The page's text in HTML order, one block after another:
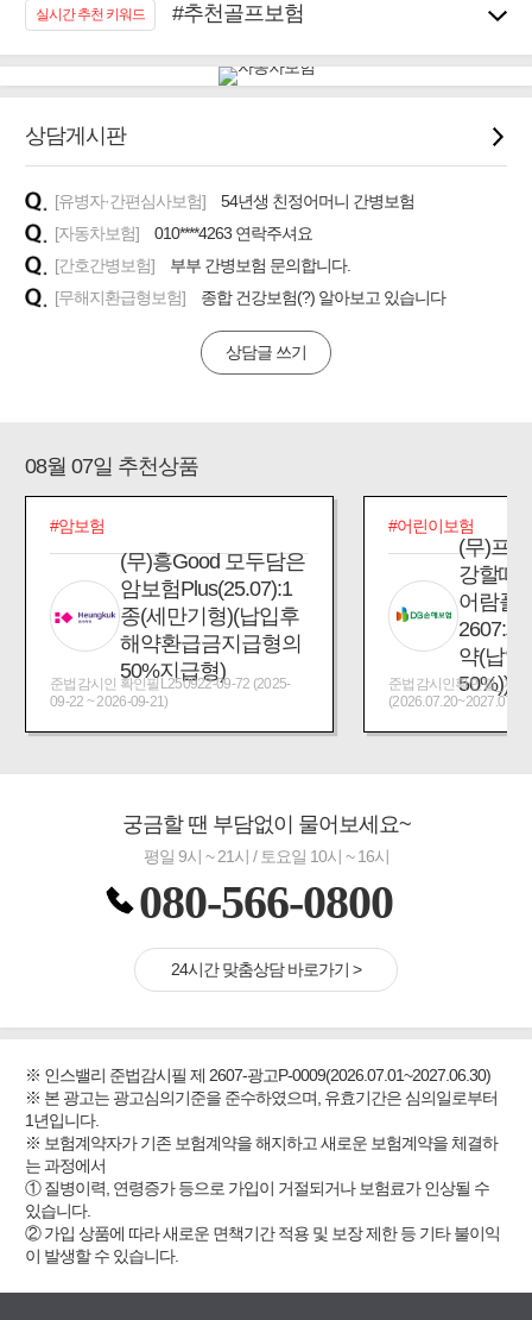
실시간 추천 키워드
#추천골프보험
#노후대비 연금재테크!
#교통사고대비 운전자보험
#무해지 건강보험
#바뀌기전에 4세대 가입
상담게시판
[유병자·간편심사보험]
54년생 친정어머니 간병보험
[자동차보험]
010****4263 연락주셔요
[간호간병보험]
부부 간병보험 문의합니다.
[무해지환급형보험]
종합 건강보험(?) 알아보고 있습니다
상담글 쓰기
08월 07일 추천상품
#암보험
(무)흥Good 모두담은
암보험Plus(25.07):1
종(세만기형)(납입후
해약환급금지급형의
50%지급형)
준법감시인 확인필L250922-09-72 (2025-
09-22 ~ 2026-09-21)
#어린이보험
(무)프
강할때
어람플
2607:
약(납입
50%))
준법감시인확인필_제
궁금할 땐 부담없이 물어보세요~
평일 9시 ~ 21시 / 토요일 10시 ~ 16시
080-566-0800
24시간 맞춤상담 바로가기 >
※ 인스밸리 준법감시필 제 2607-광고P-0009(2026.07.01~2027.06.30)
※ 본 광고는 광고심의기준을 준수하였으며, 유효기간은 심의일로부터
1년입니다.
※ 보험계약자가 기존 보험계약을 해지하고 새로운 보험계약을 체결하
는 과정에서
① 질병이력, 연령증가 등으로 가입이 거절되거나 보험료가 인상될 수
있습니다.
② 가입 상품에 따라 새로운 면책기간 적용 및 보장 제한 등 기타 불이익
이 발생할 수 있습니다.